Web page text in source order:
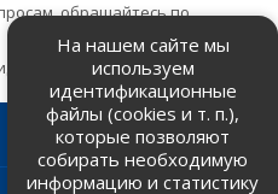
обращайтесь по
товара.
На нашем сайте мы
используем
идентификационные
файлы (cookies и т. п.),
которые позволяют
собирать необходимую
информацию и статистику